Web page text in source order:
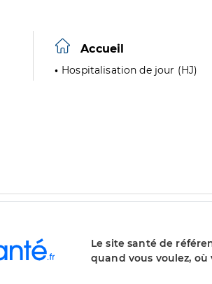
Accueil
Hospitalisation de jour (HJ)
Le site santé de
quand vous voulez, où